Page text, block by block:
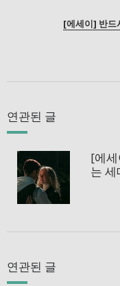
[에세이] 반드
연관된 글
[에
는 세
연관된 글